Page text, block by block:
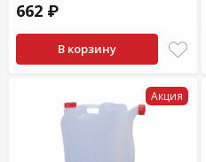
662 ₽
В корзину
Акция